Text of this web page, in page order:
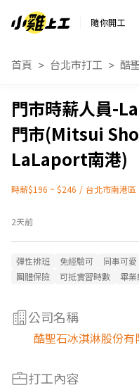
隨你開工
首頁 台北市打工 酷
門市時薪人員-
門市(Mitsui
LaLaport南港)
時薪$196 ~ $246 / 台北市南港區
2天前
彈性排班 免經驗可 同事可愛
團體保險
可抵實習時數 畢業
公司名稱
酷聖石冰淇淋股份有
打工內容